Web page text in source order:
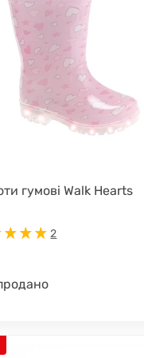
гумові Walk Hearts
2